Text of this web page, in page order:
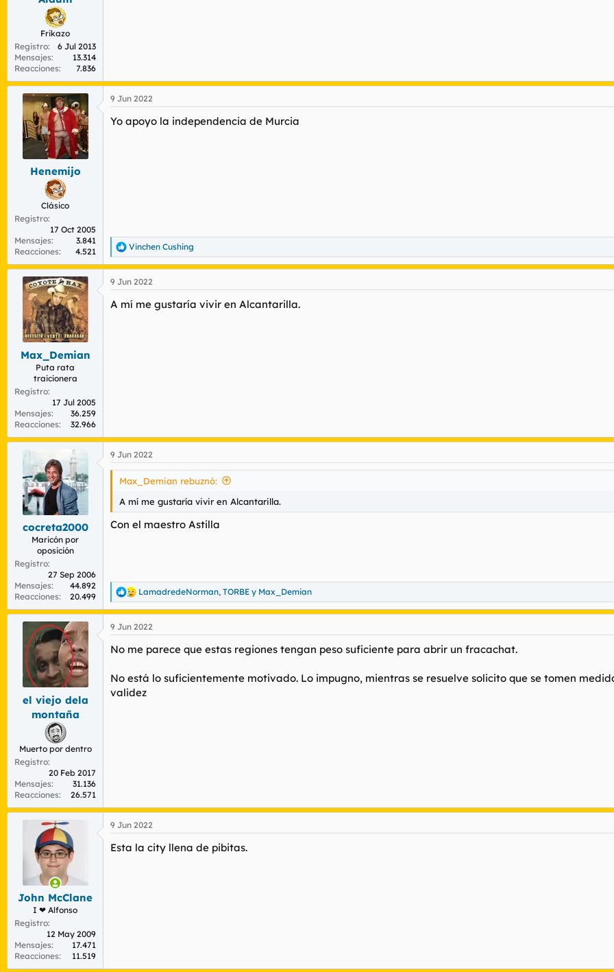
Frikazo
Registro
6 Jul 2013
Mensajes
13.314
Reacciones
7.836
Henemijo
Clásico
Registro
17 Oct 2005
Mensajes
3.841
Reacciones
4.521
9 Jun 2022
Yo apoyo la independencia de Murcia
R
e
a
c
i
Vinchen Cushing
Max_Demian
Puta rata
traicionera
Registro
17 Jul 2005
Mensajes
36.259
Reacciones
32.966
9 Jun 2022
A mí me gustaría vivir en Alcantarilla.
cocreta2000
Maricón por
oposición
Registro
27 Sep 2006
Mensajes
44.892
Reacciones
20.499
9 Jun 2022
Max_Demian rebuznó:
A mí me gustaría vivir en Alcantarilla.
Con el maestro Astilla
R
e
a
c
i
n
e
s
LamadredeNorman, TORBE y Max_Demian
el viejo dela
montaña
Muerto por dentro
Registro
20 Feb 2017
Mensajes
31.136
Reacciones
26.571
9 Jun 2022
No me parece que estas regiones tengan peso suficiente para abrir un fracachat.
No está lo suficientemente motivado. Lo impugno, mientras se resuelve solicito que se tomen
validez
John McClane
I ❤ Alfonso
Registro
12 May 2009
Mensajes
17.471
Reacciones
11.519
9 Jun 2022
Esta la city llena de pibitas.